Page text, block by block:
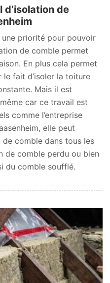
d’isolation de
priorité pour pouvoir
de comble permet
En plus cela permet
le fait d’isoler la toiture
Mais il est
car ce travail est
comme l’entreprise
elle peut
de comble dans tous les
de comble perdu ou bien
du comble soufflé.